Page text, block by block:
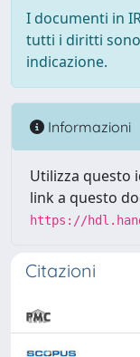
I documenti in
tutti i diritti
indicazione.
Informazioni
Utilizza questo
link a questo
https://
Citazioni